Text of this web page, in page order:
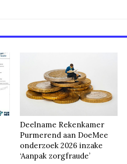
Deelname Rekenkamer
Purmerend aan DoeMee
onderzoek 2026 inzake
‘Aanpak zorgfraude’